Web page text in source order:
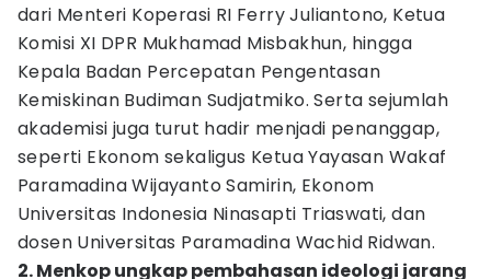
dari Menteri Koperasi RI Ferry Juliantono, Ketua
Komisi XI DPR Mukhamad Misbakhun, hingga
Kepala Badan Percepatan Pengentasan
Kemiskinan Budiman Sudjatmiko. Serta sejumlah
akademisi juga turut hadir menjadi penanggap,
seperti Ekonom sekaligus Ketua Yayasan Wakaf
Paramadina Wijayanto Samirin, Ekonom
Universitas Indonesia Ninasapti Triaswati, dan
dosen Universitas Paramadina Wachid Ridwan.
2. Menkop ungkap pembahasan ideologi jarang